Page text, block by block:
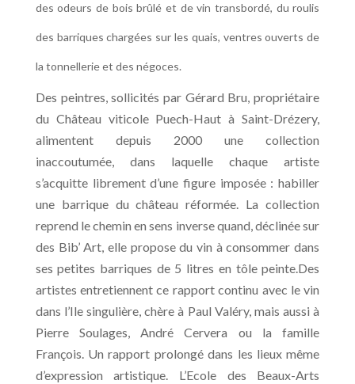
des odeurs de bois brûlé et de vin transbordé, du roulis
des barriques chargées sur les quais, ventres ouverts de
la tonnellerie et des négoces.
Des peintres, sollicités par Gérard Bru, propriétaire
du Château viticole Puech-Haut à Saint-Drézery,
alimentent depuis 2000 une collection
inaccoutumée, dans laquelle chaque artiste
s’acquitte librement d’une figure imposée : habiller
une barrique du château réformée. La collection
reprend le chemin en sens inverse quand, déclinée sur
des Bib’ Art, elle propose du vin à consommer dans
ses petites barriques de 5 litres en tôle peinte.Des
artistes entretiennent ce rapport continu avec le vin
dans l’Ile singulière, chère à Paul Valéry, mais aussi à
Pierre Soulages, André Cervera ou la famille
François. Un rapport prolongé dans les lieux même
d’expression artistique. L’Ecole des Beaux-Arts